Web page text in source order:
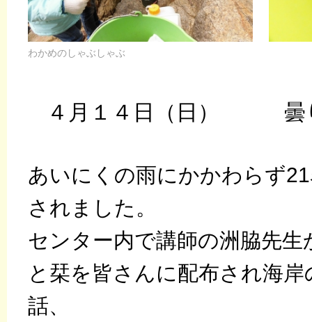
わかめのしゃぶしゃぶ
４月１４日（日） 曇
あいにくの雨にかかわらず
されました。
センター内で講師の洲脇先
と栞を皆さんに配布され海
話、